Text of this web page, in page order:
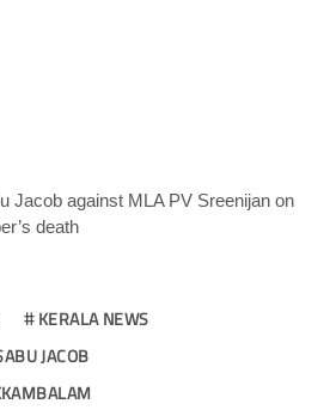
Jacob against MLA PV Sreenijan on
death
KERALA NEWS
JACOB